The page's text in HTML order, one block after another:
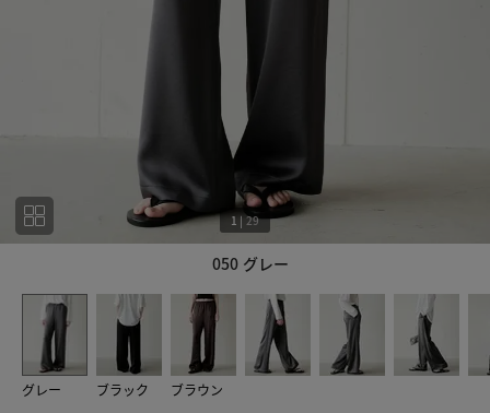
050 グレー
1 | 29
グレー ブラック ブラウン
29